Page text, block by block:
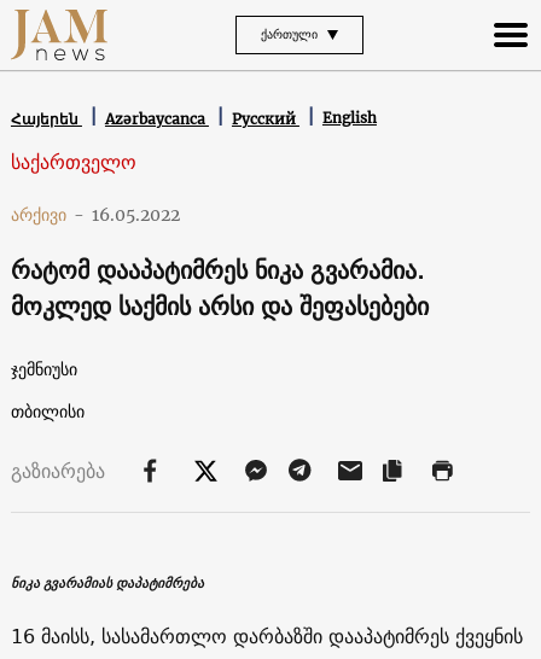
ᲥᲐᲠᲗᲣᲚᲘ
Հայերեն Azərbaycanca Русский English
საქართველო
არქივი - 16.05.2022
რატომ დააპატიმრეს ნიკა გვარამია.
მოკლედ საქმის არსი და შეფასებები
ჯემნიუსი
თბილისი
გაზიარება
ნიკა გვარამიას დაპატიმრება
16 მაისს, სასამართლო დარბაზში დააპატიმრეს ქვეყნის